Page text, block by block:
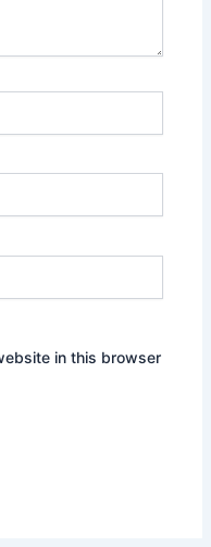
in this browser